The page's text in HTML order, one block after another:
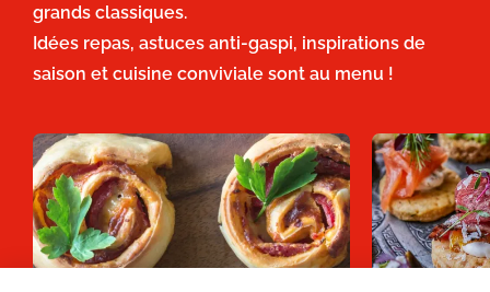
grands classiques.
Idées repas, astuces anti-gaspi, inspirations de
saison et cuisine conviviale sont au menu !